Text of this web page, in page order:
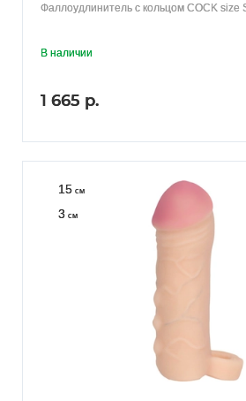
Фаллоудлинитель с кольцом COCK size
В наличии
1 665 р.
15 см
3 см